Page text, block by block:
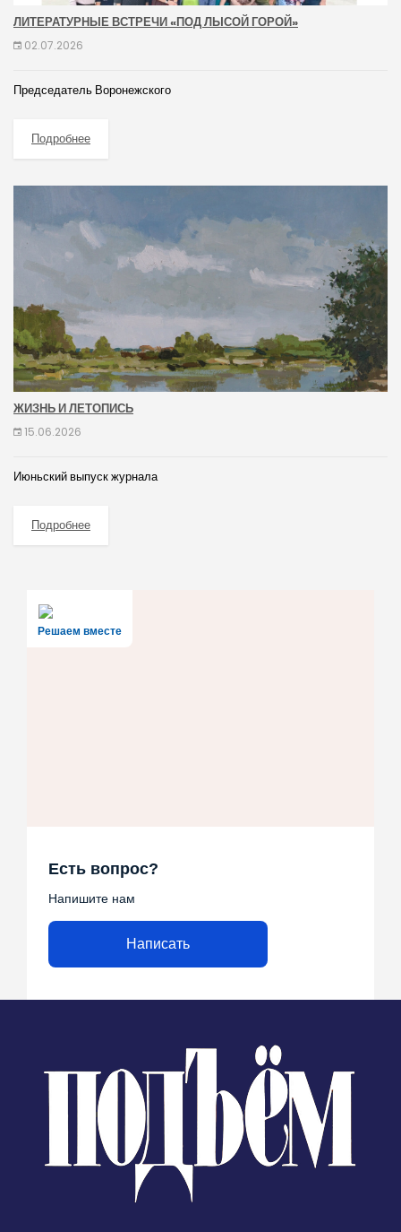
ЛИТЕРАТУРНЫЕ ВСТРЕЧИ «ПОД ЛЫСОЙ ГОРОЙ»
02.07.2026
Председатель Воронежского
Подробнее
ЖИЗНЬ И ЛЕТОПИСЬ
15.06.2026
Июньский выпуск журнала
Подробнее
Решаем вместе
Есть вопрос?
Напишите нам
Написать